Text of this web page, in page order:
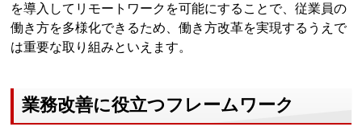
を導入してリモートワークを可能にすることで、従業員の
働き方を多様化できるため、働き方改革を実現するうえで
は重要な取り組みといえます。
業務改善に役立つフレームワーク